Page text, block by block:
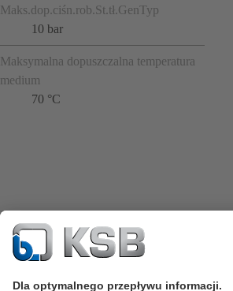
Maks.dop.ciśn.rob.St.tł.GenTyp
10 bar
Maksymalna dopuszczalna temperatura
medium
70 °C